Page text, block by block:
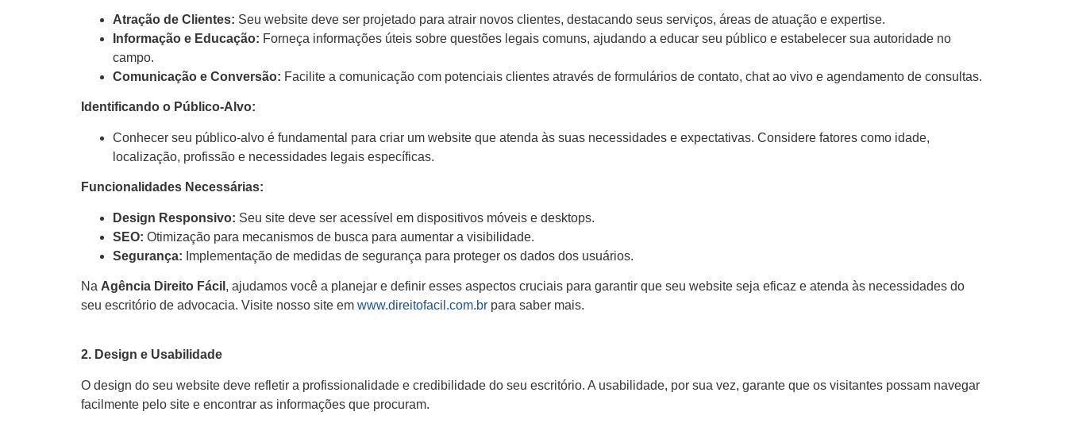
Atração de Clientes: Seu website deve ser projetado para atrair novos clientes, destacando seus serviços, áreas de atuação e expertise.
Informação e Educação: Forneça informações úteis sobre questões legais comuns, ajudando a educar seu público e estabelecer sua autoridade no
campo.
Comunicação e Conversão: Facilite a comunicação com potenciais clientes através de formulários de contato, chat ao vivo e agendamento de consultas.
Identificando o Público-Alvo:
Conhecer seu público-alvo é fundamental para criar um website que atenda às suas necessidades e expectativas. Considere fatores como idade,
localização, profissão e necessidades legais específicas.
Funcionalidades Necessárias:
Design Responsivo: Seu site deve ser acessível em dispositivos móveis e desktops.
SEO: Otimização para mecanismos de busca para aumentar a visibilidade.
Segurança: Implementação de medidas de segurança para proteger os dados dos usuários.
Na Agência Direito Fácil , ajudamos você a planejar e definir esses aspectos cruciais para garantir que seu website seja eficaz e atenda às necessidades do
seu escritório de advocacia. Visite nosso site em www.direitofacil.com.br para saber mais.
2. Design e Usabilidade
O design do seu website deve refletir a profissionalidade e credibilidade do seu escritório. A usabilidade, por sua vez, garante que os visitantes possam navegar
facilmente pelo site e encontrar as informações que procuram.